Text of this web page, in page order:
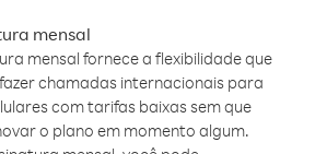
mensal
mensal fornece a flexibilidade que
chamadas internacionais para
com tarifas baixas sem que
o plano em momento algum.